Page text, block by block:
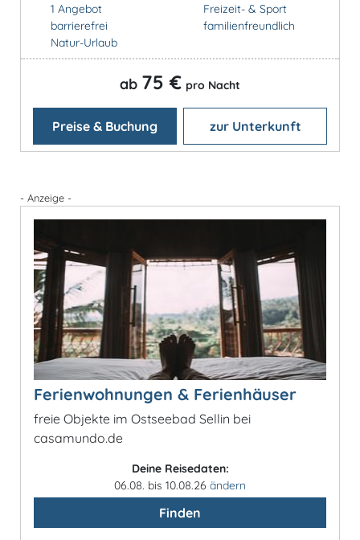
1 Angebot
barrierefrei
Natur-Urlaub
Freizeit- & Sport
familienfreundlich
ab 75 € pro Nacht
Preise & Buchung zur Unterkunft
- Anzeige -
Ferienwohnungen & Ferienhäuser
freie Objekte im Ostseebad Sellin bei
casamundo.de
Deine Reisedaten:
06.08. bis 10.08.26 ändern
Finden